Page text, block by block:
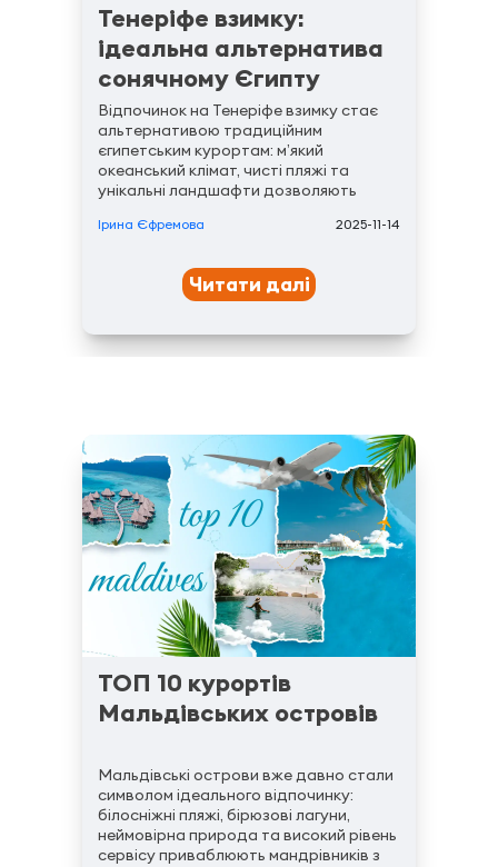
Тенеріфе взимку:
ідеальна альтернатива
сонячному Єгипту
Відпочинок на Тенеріфе взимку стає
альтернативою традиційним
єгипетським курортам: м’який
океанський клімат, чисті пляжі та
унікальні ландшафти дозволяють
сімейні прогулянки, роблячи кожен
пропонує туристам комфорт,
різноманітні можливості для
Ірина Єфремова 2025-11-14
Читати далі
ТОП 10 курортів
Мальдівських островів
Мальдівські острови вже давно стали
символом ідеального відпочинку:
білосніжні пляжі, бірюзові лагуни,
неймовірна природа та високий рівень
сервісу приваблюють мандрівників з